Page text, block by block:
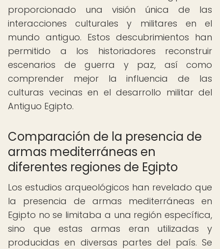
proporcionado una visión única de las
interacciones culturales y militares en el
mundo antiguo. Estos descubrimientos han
permitido a los historiadores reconstruir
escenarios de guerra y paz, así como
comprender mejor la influencia de las
culturas vecinas en el desarrollo militar del
Antiguo Egipto.
Comparación de la presencia de
armas mediterráneas en
diferentes regiones de Egipto
Los estudios arqueológicos han revelado que
la presencia de armas mediterráneas en
Egipto no se limitaba a una región específica,
sino que estas armas eran utilizadas y
producidas en diversas partes del país. Se